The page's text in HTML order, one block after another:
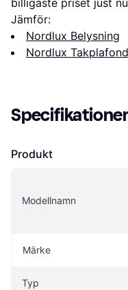
Jämför:
Nordlux Belysning
Nordlux
Produkt
Modellnamn
Märke
Typ